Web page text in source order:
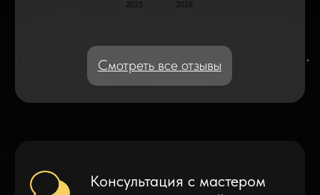
Дисплейные модули: Отличия, качества
и их характеристики